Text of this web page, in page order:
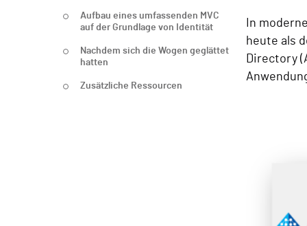
Aufbau eines umfassenden MVC
auf der Grundlage von Identität
Nachdem sich die Wogen geglättet
hatten
Zusätzliche Ressourcen
In
heute als
Directory